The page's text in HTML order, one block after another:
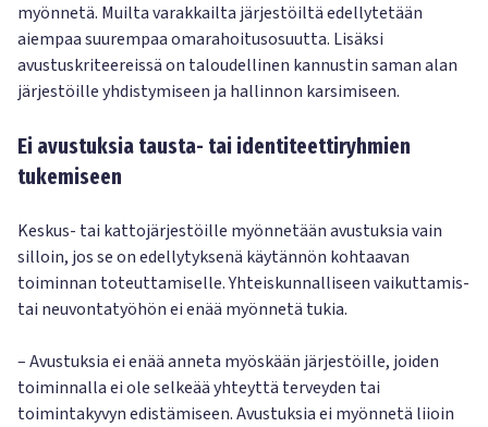
myönnetä. Muilta varakkailta järjestöiltä edellytetään
aiempaa suurempaa omarahoitusosuutta. Lisäksi
avustuskriteereissä on taloudellinen kannustin saman alan
järjestöille yhdistymiseen ja hallinnon karsimiseen.
Ei avustuksia tausta- tai identiteettiryhmien
tukemiseen
Keskus- tai kattojärjestöille myönnetään avustuksia vain
silloin, jos se on edellytyksenä käytännön kohtaavan
toiminnan toteuttamiselle. Yhteiskunnalliseen vaikuttamis-
tai neuvontatyöhön ei enää myönnetä tukia.
– Avustuksia ei enää anneta myöskään järjestöille, joiden
toiminnalla ei ole selkeää yhteyttä terveyden tai
toimintakyvyn edistämiseen. Avustuksia ei myönnetä liioin